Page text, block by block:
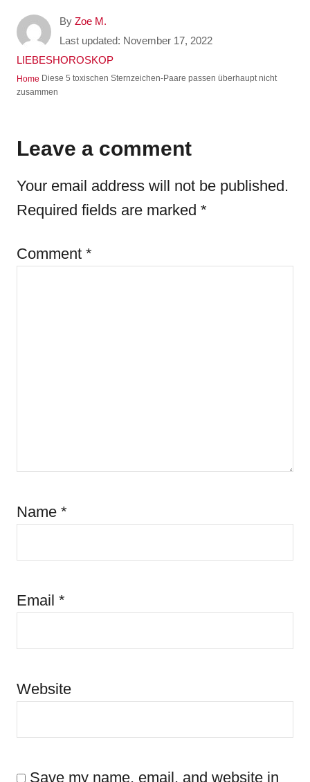
By A
u
o
Zoe M.
P
o
n
Last updated: November 17, 2022
C
a
t
o
r
e
s
LIEBESHOROSKOP
Home Diese 5 toxischen Sternzeichen-Paare passen überhaupt nicht
zusammen
Leave a comment
Your email address will not be published.
Required fields are marked *
Comment *
Name *
Email *
Website
Save my name, email, and website in